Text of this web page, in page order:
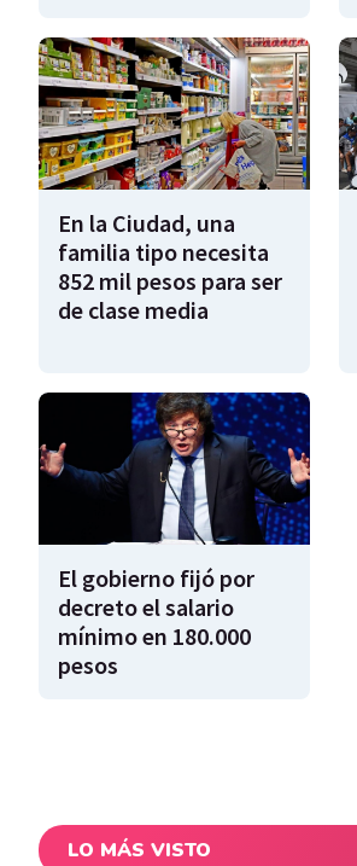
En la Ciudad, una
familia tipo necesita
852 mil pesos para ser
de clase media
El gobierno fijó por
decreto el salario
mínimo en 180.000
pesos
LO MÁS VISTO